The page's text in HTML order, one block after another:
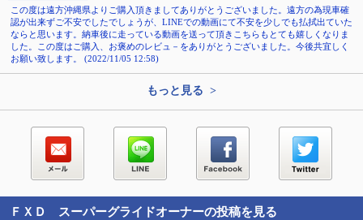
この度は遠方沖縄県よりご購入頂きましてありがとうございました。遠方の為現車確
認が出来ずご不安でしたでしょうが、LINEでの動画にて不安を少しでも払拭出ていた
ならと思います。納車後に走っている動画を送って頂きこちらもとても嬉しくなりま
した。この度はご購入、お褒めのレビュ－をありがとうございました。今後共宜しく
お願い致します。 (2022/11/05 12:58)
もっと見る >
ＦＸＤ スーパーグライドオーナーの投稿を見る